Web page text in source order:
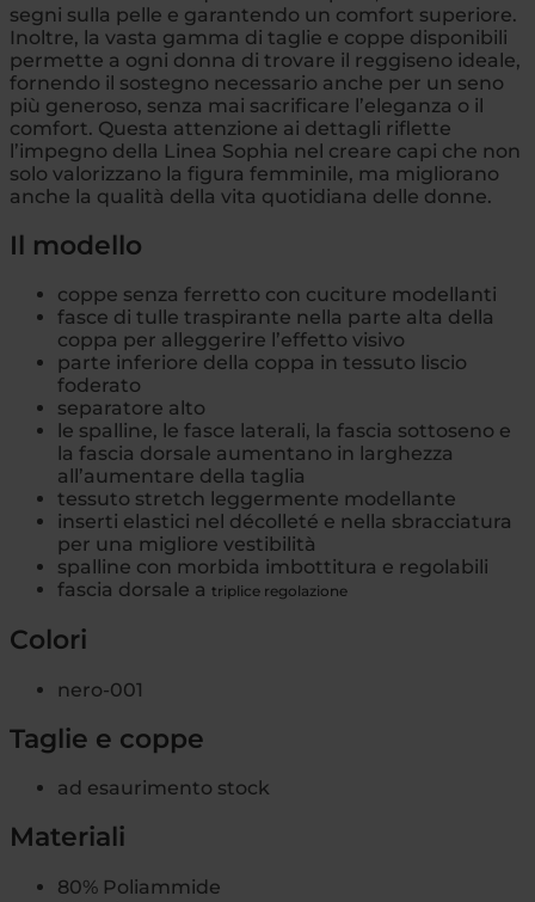
segni sulla pelle e garantendo un comfort superiore.
Inoltre, la vasta gamma di taglie e coppe disponibili
permette a ogni donna di trovare il reggiseno ideale,
fornendo il sostegno necessario anche per un seno
più generoso, senza mai sacrificare l’eleganza o il
comfort. Questa attenzione ai dettagli riflette
l’impegno della Linea Sophia nel creare capi che non
solo valorizzano la figura femminile, ma migliorano
anche la qualità della vita quotidiana delle donne.
Il modello
coppe senza ferretto con cuciture modellanti
fasce di tulle traspirante nella parte alta della
coppa per alleggerire l’effetto visivo
parte inferiore della coppa in tessuto liscio
foderato
separatore alto
le spalline, le fasce laterali, la fascia sottoseno e
la fascia dorsale aumentano in larghezza
all’aumentare della taglia
tessuto stretch leggermente modellante
inserti elastici nel décolleté e nella sbracciatura
per una migliore vestibilità
spalline con morbida imbottitura e regolabili
fascia dorsale a triplice regolazione
Colori
nero-001
Taglie e coppe
ad esaurimento stock
Materiali
80% Poliammide